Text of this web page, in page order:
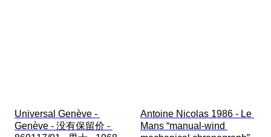
Universal Genève -
Genève - 没有保留价 -
Antoine Nicolas 1986 - Le
Mans “manual-wind